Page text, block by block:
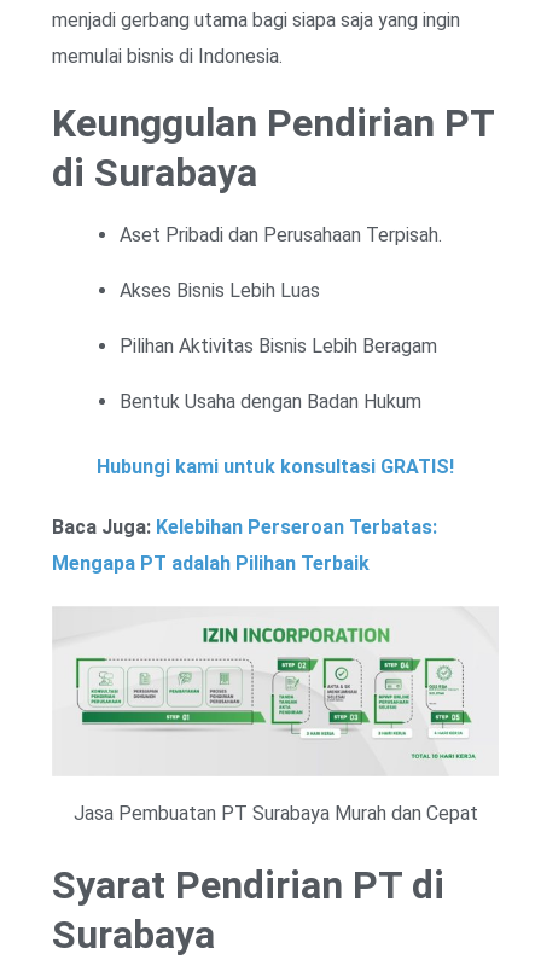
menjadi gerbang utama bagi siapa saja yang ingin
memulai bisnis di Indonesia.
Keunggulan Pendirian PT
di Surabaya
Aset Pribadi dan Perusahaan Terpisah.
Akses Bisnis Lebih Luas
Pilihan Aktivitas Bisnis Lebih Beragam
Bentuk Usaha dengan Badan Hukum
Hubungi kami untuk konsultasi GRATIS!
Baca Juga: Kelebihan Perseroan Terbatas:
Mengapa PT adalah Pilihan Terbaik
Jasa Pembuatan PT Surabaya Murah dan Cepat
Syarat Pendirian PT di
Surabaya